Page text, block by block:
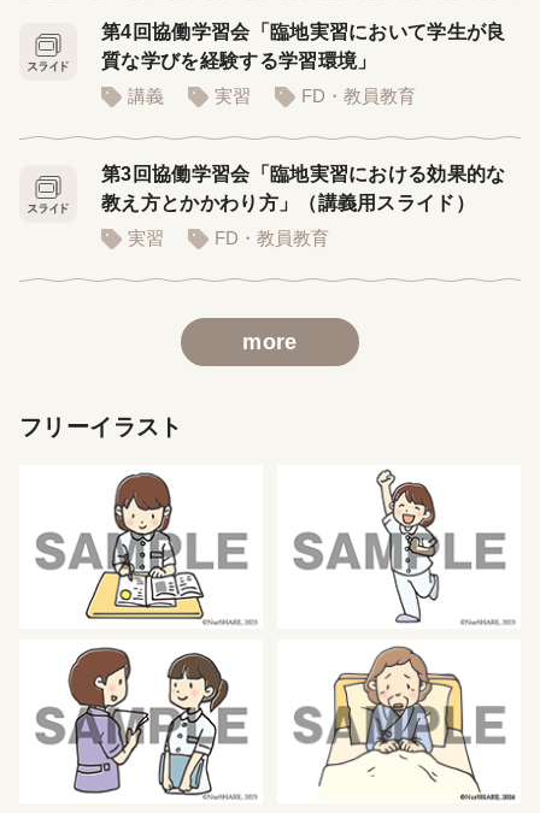
第4回協働学習会「臨地実習において学生が良
質な学びを経験する学習環境」
講義
実習 FD・教員教育
第3回協働学習会「臨地実習における効果的な
教え方とかかわり方」（講義用スライド）
実習
FD・教員教育
more
フリーイラスト